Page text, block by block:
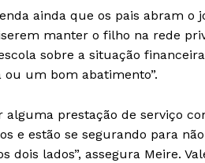
ainda que os pais abram o
manter o filho na rede
sobre a situação
um bom abatimento”.
prestação de serviço
e estão se segurando para
dois lados”, assegura Meire.